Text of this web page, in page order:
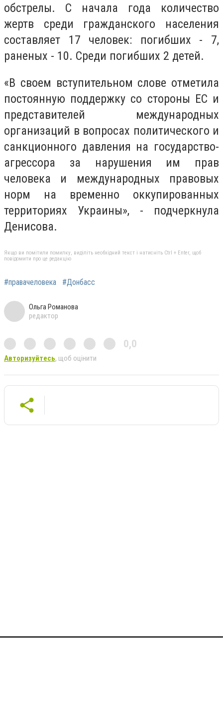
обстрелы. С начала года количество
жертв среди гражданского населения
составляет 17 человек: погибших - 7,
раненых - 10. Среди погибших 2 детей.
«В своем вступительном слове отметила
постоянную поддержку со стороны ЕС и
представителей международных
организаций в вопросах политического и
санкционного давления на государство-
агрессора за нарушения им прав
человека и международных правовых
норм на временно оккупированных
территориях Украины», - подчеркнула
Денисова.
Якщо ви помітили помилку, виділіть необхідний текст і натисніть Ctrl + Enter, щоб
повідомити про це редакцію
#правачеловека #Донбасс
Ольга Романова
редактор
0,0
Авторизуйтесь, щоб оцінити